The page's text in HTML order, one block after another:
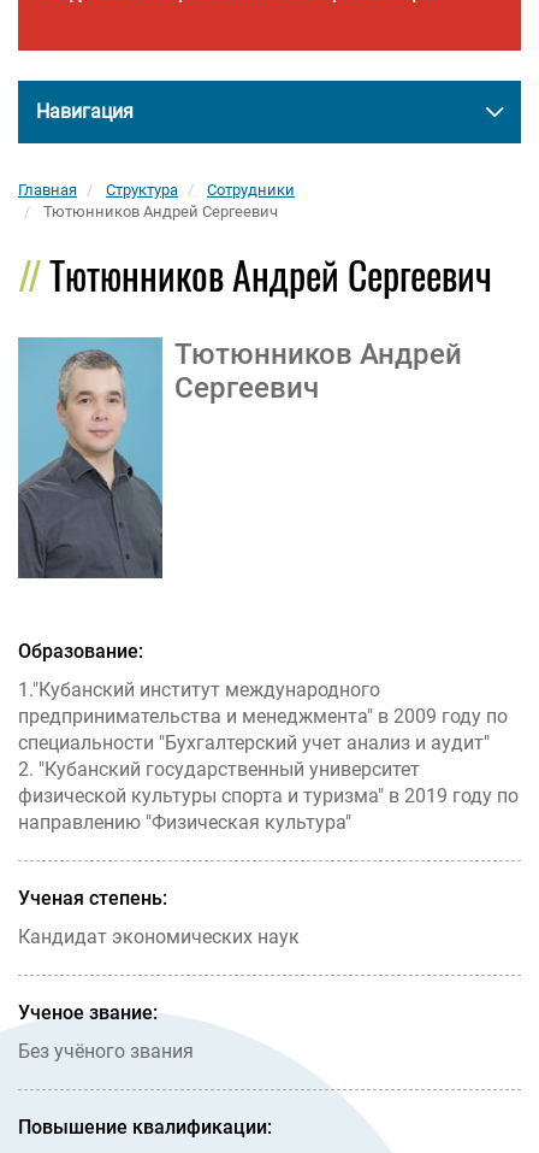
Навигация
Главная Структура
Сотрудники
Тютюнников Андрей Сергеевич
Тютюнников Андрей Сергеевич
Тютюнников Андрей
Сергеевич
Образование:
1."Кубанский институт международного
предпринимательства и менеджмента" в 2009 году по
специальности "Бухгалтерский учет анализ и аудит"
2. "Кубанский государственный университет
физической культуры спорта и туризма" в 2019 году по
направлению "Физическая культура"
Ученая степень:
Кандидат экономических наук
Ученое звание:
Без учёного звания
Повышение квалификации: